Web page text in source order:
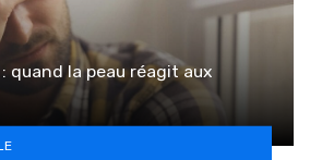
quand la peau réagit aux